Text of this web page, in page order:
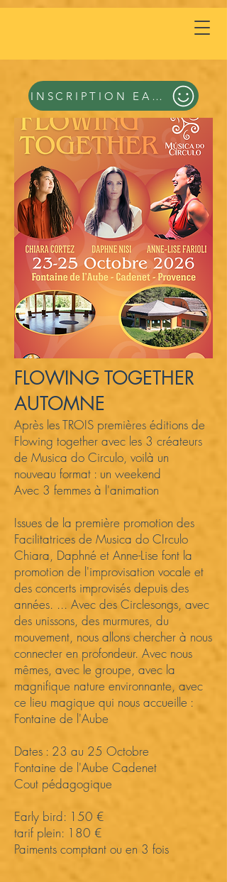
INSCRIPTION EARLY BIRD
FLOWING TOGETHER
AUTOMNE
Après les TROIS premières éditions de
Flowing together avec les 3 créateurs
de Musica do Circulo, voilà un
nouveau format : un weekend
Avec 3 femmes à l'animation
Issues de la première promotion des
Facilitatrices de Musica do CIrculo
Chiara, Daphné et Anne-Lise font la
promotion de l'improvisation vocale et
des concerts improvisés depuis des
années. ... Avec des Circlesongs, avec
des unissons, des murmures, du
mouvement, nous allons chercher à nous
connecter en profondeur. Avec nous
mêmes, avec le groupe, avec la
magnifique nature environnante, avec
ce lieu magique qui nous accueille :
Fontaine de l'Aube
Dates : 23 au 25 Octobre
Fontaine de l'Aube Cadenet
Cout pédagogique
Early bird: 150 €
tarif plein: 180 €
Paiments comptant ou en 3 fois​​​